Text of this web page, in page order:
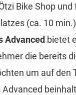
Bike Shop
(ca. 10
Advanced bietet
die bereits
um auf den